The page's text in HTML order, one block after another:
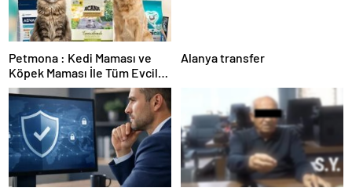
Petmona : Kedi Maması ve
Köpek Maması İle Tüm Evcil
Hayvan Ürünleri
Alanya transfer